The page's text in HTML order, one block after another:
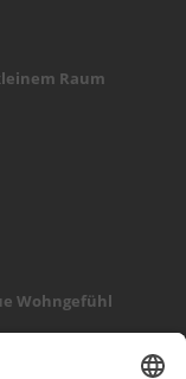
Raum
Wohngefühl